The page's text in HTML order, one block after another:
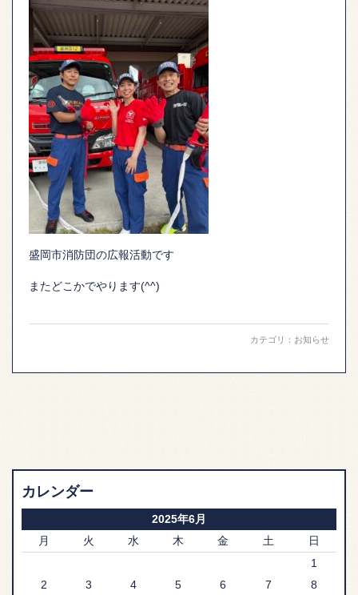
盛岡市消防団の広報活動です
またどこかでやります(^^)
カテゴリ： お知らせ
カレンダー
2025年6月
月
火 水 木 金 土
日
1
2
3 4 5 6 7 8